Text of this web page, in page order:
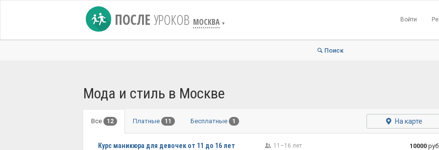
ПОСЛЕ УРОКОВ МОСКВА ▼
Войти
Поиск
Мода и стиль в Москве
Все 12 Платные 11 Бесплатные 1 На карте
Курс маникюра для девочек от 11 до 16 лет
11–16 лет
10000